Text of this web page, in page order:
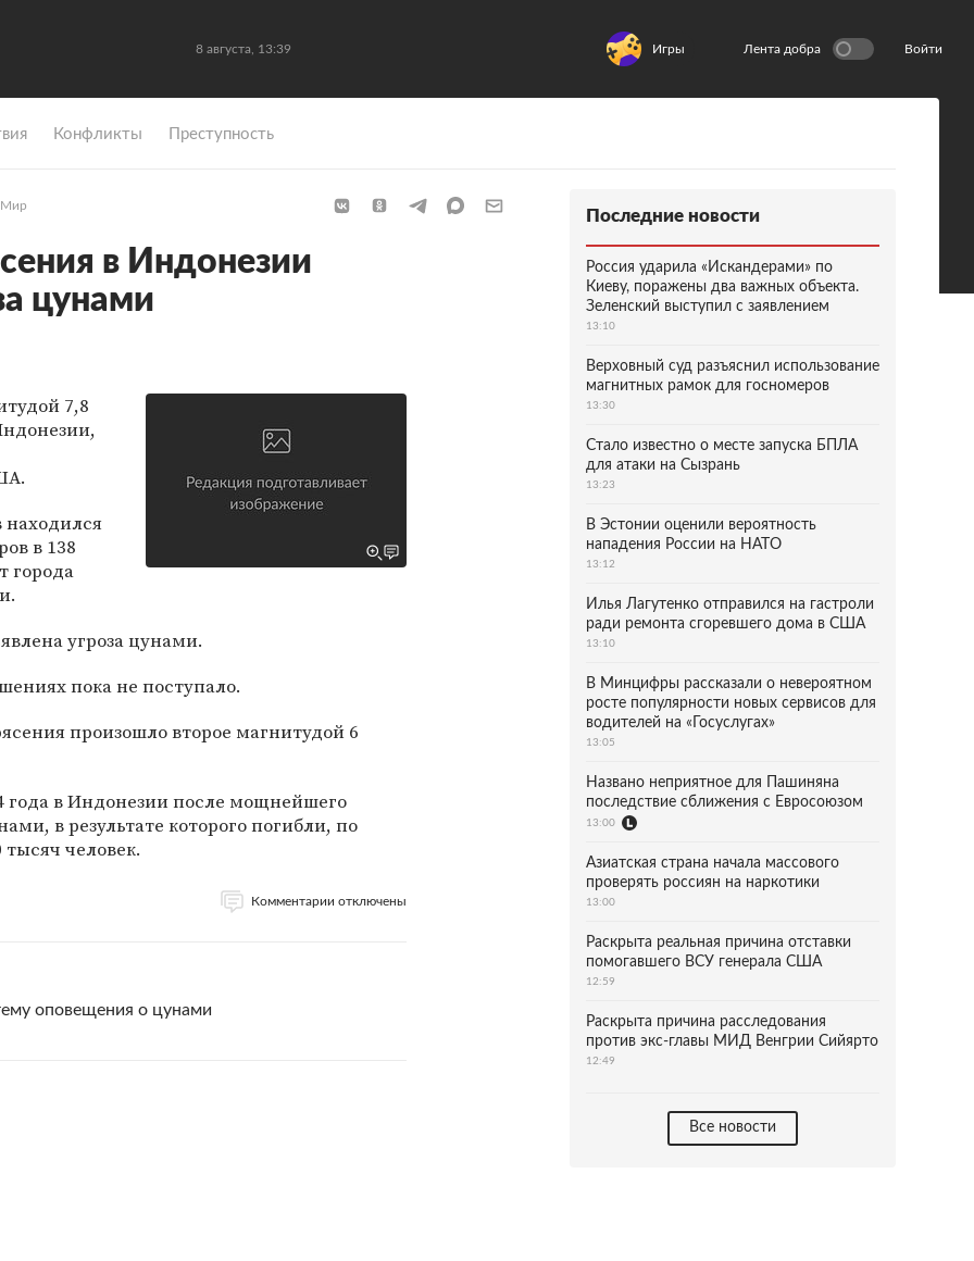
8 августа, 13:39 Игры Лента добра Войти
Конфликты Преступность
Мир
в Индонезии
цунами
7,8
в 138
города
угроза цунами.
пока не поступало.
произошло второе магнитудой 6
года в Индонезии после мощнейшего
в результате которого погибли, по
человек.
Комментарии отключены
оповещения о цунами
Последние новости
Россия ударила «Искандерами» по
Киеву, поражены два важных объекта.
Зеленский выступил с заявлением
13:10
Верховный суд разъяснил использование
магнитных рамок для госномеров
13:30
Стало известно о месте запуска БПЛА
для атаки на Сызрань
13:23
В Эстонии оценили вероятность
нападения России на НАТО
13:12
Илья Лагутенко отправился на гастроли
ради ремонта сгоревшего дома в США
13:10
В Минцифры рассказали о невероятном
росте популярности новых сервисов для
водителей на «Госуслугах»
13:05
Названо неприятное для Пашиняна
последствие сближения с Евросоюзом
13:00
Азиатская страна начала массового
проверять россиян на наркотики
13:00
Раскрыта реальная причина отставки
помогавшего ВСУ генерала США
12:59
Раскрыта причина расследования
против экс-главы МИД Венгрии Сийярто
12:49
Все новости